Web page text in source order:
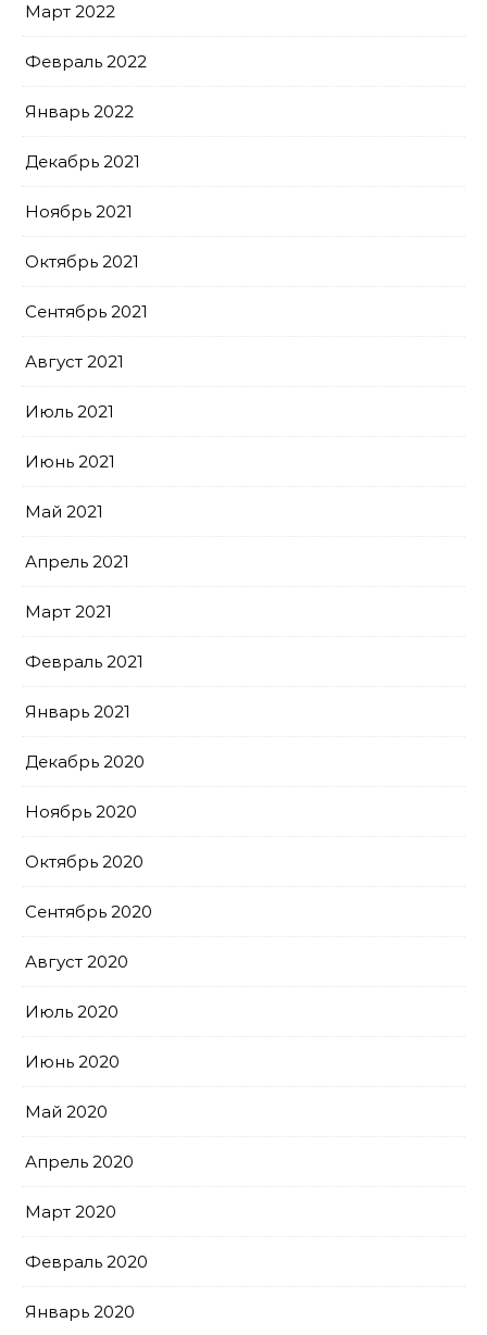
Март 2022
Февраль 2022
Январь 2022
Декабрь 2021
Ноябрь 2021
Октябрь 2021
Сентябрь 2021
Август 2021
Июль 2021
Июнь 2021
Май 2021
Апрель 2021
Март 2021
Февраль 2021
Январь 2021
Декабрь 2020
Ноябрь 2020
Октябрь 2020
Сентябрь 2020
Август 2020
Июль 2020
Июнь 2020
Май 2020
Апрель 2020
Март 2020
Февраль 2020
Январь 2020